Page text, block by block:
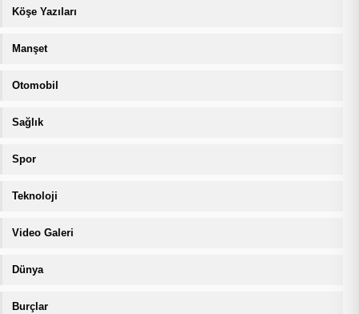
Köşe Yazıları
Manşet
Otomobil
Sağlık
Spor
Teknoloji
Video Galeri
Dünya
Burçlar